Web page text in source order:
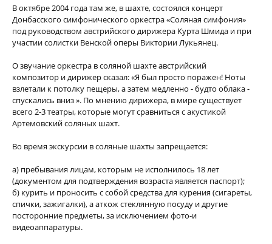
В октябре 2004 года там же, в шахте, состоялся концерт
Донбасского симфонического оркестра «Соляная симфония»
под руководством австрийского дирижера Курта Шмида и при
участии солистки Венской оперы Виктории Лукьянец.
О звучание оркестра в соляной шахте австрийский
композитор и дирижер сказал: «Я был просто поражен! Ноты
взлетали к потолку пещеры, а затем медленно - будто облака -
спускались вниз ». По мнению дирижера, в мире существует
всего 2-3 театры, которые могут сравниться с акустикой
Артемовский соляных шахт.
Во время экскурсии в соляные шахты запрещается:
а) пребывания лицам, которым не исполнилось 18 лет
(документом для подтверждения возраста является паспорт);
б) курить и проносить с собой средства для курения (сигареты,
спички, зажигалки), а аткож стеклянную посуду и другие
посторонние предметы, за исключением фото-и
видеоаппаратуры.